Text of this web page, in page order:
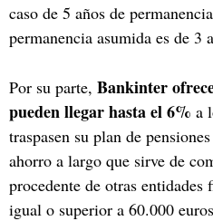
caso de 5 años de
permanencia asumida es de 3
Por su parte, Bankinter
pueden llegar hasta el 6% a
traspasen su plan de
ahorro a largo que sirve de
procedente de otras entidades
igual o superior a 60.000